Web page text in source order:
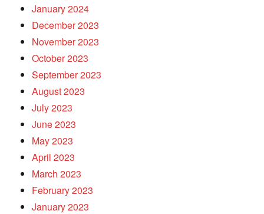
January 2024
December 2023
November 2023
October 2023
September 2023
August 2023
July 2023
June 2023
May 2023
April 2023
March 2023
February 2023
January 2023